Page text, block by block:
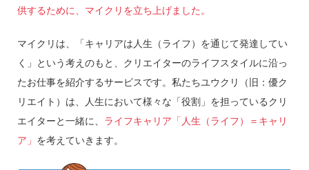
供するために、マイクリを立ち上げました。
マイクリは、「キャリアは人生（ライフ）を通じて発達してい
く」という考えのもと、クリエイターのライフスタイルに沿っ
たお仕事を紹介するサービスです。私たちユウクリ（旧：優ク
リエイト）は、人生において様々な「役割」を担っているクリ
エイターと一緒に、 ライフキャリア「人生（ライフ）＝キャリ
ア」 を考えていきます。